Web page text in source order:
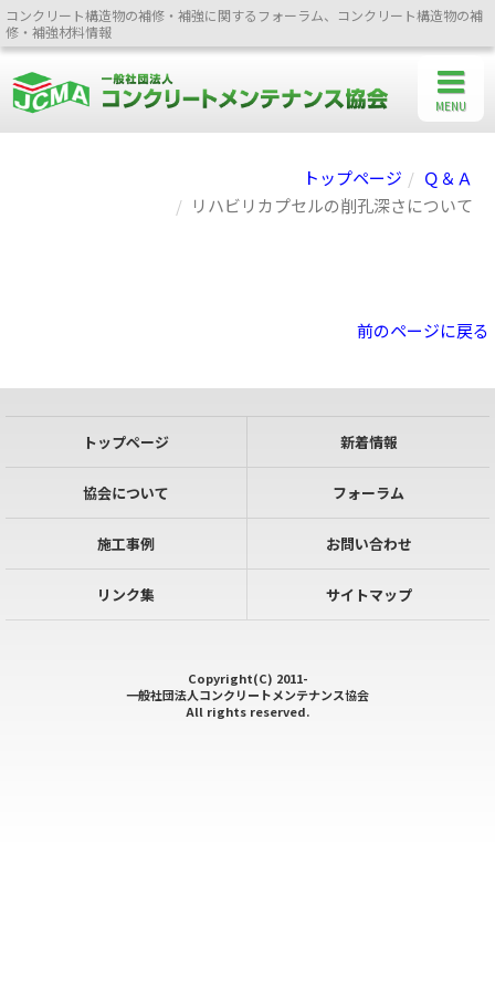
コンクリート構造物の補修・補強に関するフォーラム、コンクリート構造物の補
修・補強材料情報
トップページ
Ｑ＆Ａ
リハビリカプセルの削孔深さについて
前のページに戻る
トップページ 新着情報
協会について フォーラム
施工事例 お問い合わせ
リンク集 サイトマップ
Copyright(C) 2011-
一般社団法人コンクリートメンテナンス協会
All rights reserved.
MENU